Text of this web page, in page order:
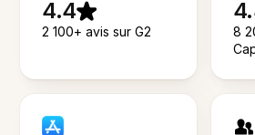
4.4
2 100+ avis sur G2
8